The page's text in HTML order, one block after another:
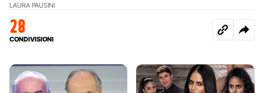
LAURA PAUSINI
28
CONDIVISIONI